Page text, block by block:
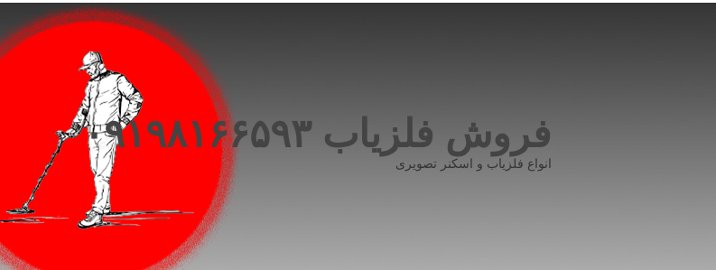
فروش فلزیاب ۰۹۱۹۸۱۶۶۵۹۳
انواع فلزیاب و اسکنر تصویری